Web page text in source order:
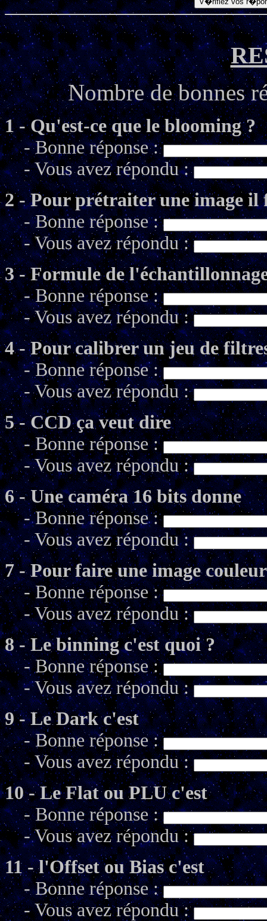
Nombre de bonnes
1 - Qu'est-ce que le blooming ?
- Bonne réponse :
- Vous avez répondu :
2 - Pour prétraiter une image il
- Bonne réponse :
- Vous avez répondu :
3 - Formule de
- Bonne réponse :
- Vous avez répondu :
4 - Pour calibrer un jeu de
- Bonne réponse :
- Vous avez répondu :
5 - CCD ça veut dire
- Bonne réponse :
- Vous avez répondu :
6 - Une caméra 16 bits donne
- Bonne réponse :
- Vous avez répondu :
7 - Pour faire une image
- Bonne réponse :
- Vous avez répondu :
8 - Le binning c'est quoi ?
- Bonne réponse :
- Vous avez répondu :
9 - Le Dark c'est
- Bonne réponse :
- Vous avez répondu :
10 - Le Flat ou PLU c'est
- Bonne réponse :
- Vous avez répondu :
11 - l'Offset ou Bias c'est
- Bonne réponse :
- Vous avez répondu :